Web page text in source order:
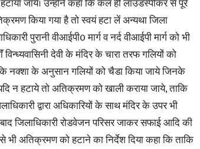
Hindi
News
किया गया है तो स्वयं हटा लें अन्यथा जिला
पुरानी वीआईपी0 मार्ग व नर्द वीआईपी मार्ग को भी
देवी के मंदिर के चारा तरफ गलियों को
नक्शा के अनुसान गलियों को चैडा किया जाये जिनके
न हटाये तो अतिक्रमण को खाली कराया जाये, ताकि
द्वारा अधिकारियों के साथ मंदिर के उपर भी
जिलाधिकारी रोडवेजन परिसर जाकर सफाई आदि की
अतिक्रमण को हटाने का निर्देश दिया कहा कि ताकि